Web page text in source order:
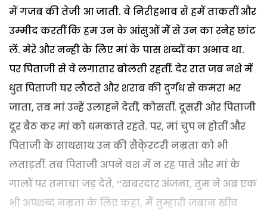
में गजब की तेजी आ जाती. वे निरीहभाव से हमें ताकतीं और
उम्मीद करतीं कि हम उन के आंसुओं मेें से उन का स्नेह छांट
लें. मेरे और नन्ही के लिए मां के पास शब्दों का अभाव था.
पर पिताजी से वे लगातार बोलती रहतीं. देर रात जब नशे में
धुत पिताजी घर लौटते और शराब की दुर्गंध से कमरा भर
जाता, तब मां उन्हें उलाहने देतीं, कोसतीं. दूसरी ओर पिताजी
दूर बैठ कर मां को धमकाते रहते. पर, मां चुप न होतीं और
पिताजी के साथसाथ उन की सैके्रटरी नम्रता को भी
लताड़तीं. तब पिताजी अपने वश में न रह पाते और मां के
गालों पर तमाचा जड़ देते, ‘‘खबरदार अंजना, तुम ने अब एक
भी अपशब्द नम्रता के लिए कहा, मैं तुम्हारी जबान खींच